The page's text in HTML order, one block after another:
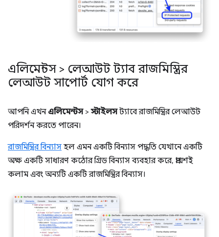
এলিমেন্টস > লেআউট ট্যাব রাজমিস্ত্রির
লেআউট সাপোর্ট যোগ করে
আপনি এখন এলিমেন্টস>স্টাইলসট্যাবে রাজমিস্ত্রির লেআউট
পরিদর্শন করতে পারেন।
রাজমিস্ত্রির বিন্যাস হল এমন একটি বিন্যাস পদ্ধতি যেখানে একটি
অক্ষ একটি সাধারণ কঠোর গ্রিড বিন্যাস ব্যবহার করে, প্রায়শই
কলাম এবং অন্যটি একটি রাজমিস্ত্রির বিন্যাস।